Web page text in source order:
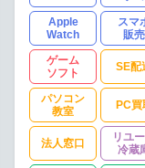
Apple
Watch
スマ
販売
ゲーム
ソフト
SE配
パソコン
教室
PC買
法人窓口
リユ
冷蔵